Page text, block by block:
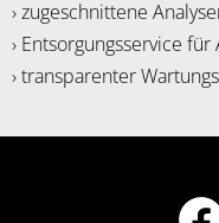
› zugeschnittene
› Entsorgungsservice
› transparenter